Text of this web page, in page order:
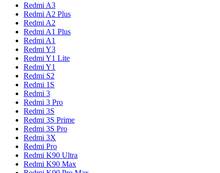
Redmi A3
Redmi A2 Plus
Redmi A2
Redmi A1 Plus
Redmi A1
Redmi Y3
Redmi Y1 Lite
Redmi Y1
Redmi S2
Redmi 1S
Redmi 3
Redmi 3 Pro
Redmi 3S
Redmi 3S Prime
Redmi 3S Pro
Redmi 3X
Redmi Pro
Redmi K90 Ultra
Redmi K90 Max